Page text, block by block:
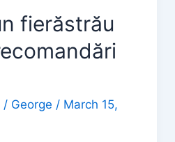
fierăstrău
/ George / March 15,